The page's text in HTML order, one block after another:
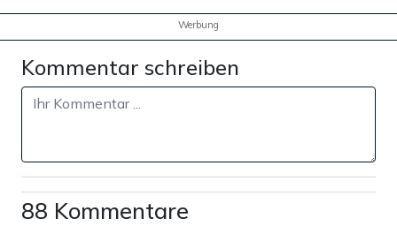
Werbung
Kommentar schreiben
88 Kommentare